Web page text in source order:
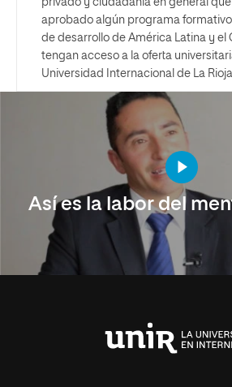
aprobado algún programa
de desarrollo de América Latina y el
tengan acceso a la oferta
Universidad Internacional de La Rioja
Así es la labor del